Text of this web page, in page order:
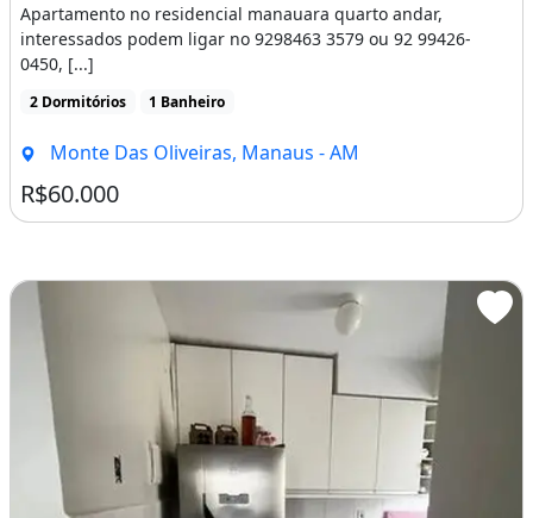
Apartamento no residencial manauara quarto andar,
interessados podem ligar no 9298463 3579 ou 92 99426-
0450, [...]
2 Dormitórios 1 Banheiro
Monte Das Oliveiras, Manaus - AM
R$60.000